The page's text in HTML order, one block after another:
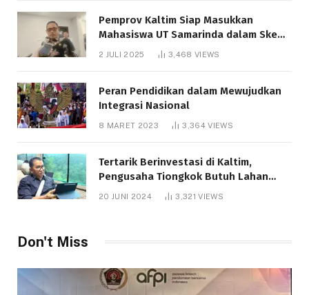
Pemprov Kaltim Siap Masukkan
Mahasiswa UT Samarinda dalam Skema
Bantuan Pendidikan Gratispol
2 JULI 2025 3,468 VIEWS
Peran Pendidikan dalam Mewujudkan
Integrasi Nasional
8 MARET 2023 3,364VIEWS
Tertarik Berinvestasi di Kaltim,
Pengusaha Tiongkok Butuh Lahan
20 JUNI 2024 3,321VIEWS
Don't Miss